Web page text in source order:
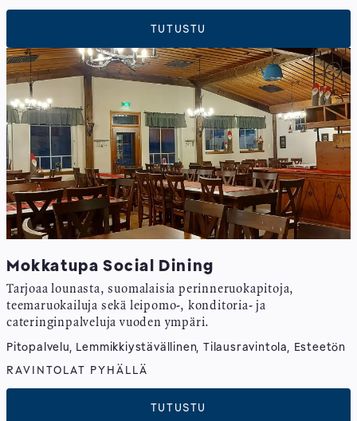
TUTUSTU
Mokkatupa Social Dining
Tarjoaa lounasta, suomalaisia perinneruokapitoja,
teemaruokailuja sekä leipomo-, konditoria- ja
cateringinpalveluja vuoden ympäri.
Pitopalvelu, Lemmikkiystävällinen, Tilausravintola, Esteetön
RAVINTOLAT PYHÄLLÄ
TUTUSTU